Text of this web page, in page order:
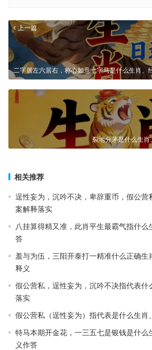
上一篇
二字居左六居右，称心如意七字马是什么生肖、
裂地分茅是什么生
相关推荐
逞性妄为，沉吟不决，卑辞重币，假公营
案解释落实
八挂算得精又准，此肖平生最霸气指什么
答
羞与为伍，三阳开泰打一精准什么正确生
释义
假公营私，逞性妄为，沉吟不决指代表什
落实
假公营私（逞性妄为）指代表是什么生肖
特马本期开金花，一三五七是银钱是什么
义作答